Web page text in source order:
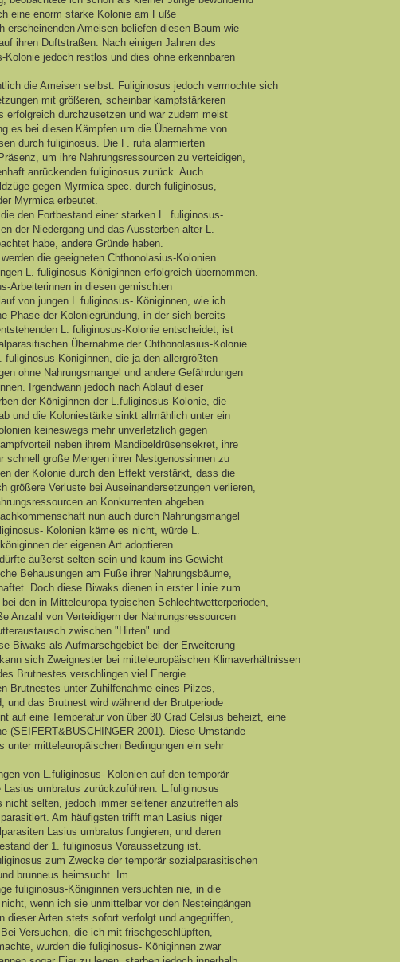
eine enorm starke Kolonie am Fuße
Ameisen beliefen diesen Baum wie
ihren Duftstraßen. Nach einigen Jahren des
jedoch restlos und dies ohne erkennbaren
die Ameisen selbst. Fuliginosus jedoch vermochte sich
mit größeren, scheinbar kampfstärkeren
durchzusetzen und war zudem meist
es bei diesen Kämpfen um die Übernahme von
durch fuliginosus. Die F. rufa alarmierten
um ihre Nahrungsressourcen zu verteidigen,
anrückenden fuliginosus zurück. Auch
gegen Myrmica spec. durch fuliginosus,
Myrmica erbeutet.
den Fortbestand einer starken L. fuliginosus-
der Niedergang und das Aussterben alter L.
habe, andere Gründe haben.
die geeigneten Chthonolasius-Kolonien
L. fuliginosus-Königinnen erfolgreich übernommen.
Arbeiterinnen in diesen gemischten
von jungen L.fuliginosus- Königinnen, wie ich
Phase der Koloniegründung, in der sich bereits
L. fuliginosus-Kolonie entscheidet, ist
Übernahme der Chthonolasius-Kolonie
Königinnen, die ja den allergrößten
ohne Nahrungsmangel und andere Gefährdungen
Irgendwann jedoch nach Ablauf dieser
der Königinnen der L.fuliginosus-Kolonie, die
und die Koloniestärke sinkt allmählich unter ein
keineswegs mehr unverletzlich gegen
neben ihrem Mandibeldrüsensekret, ihre
große Mengen ihrer Nestgenossinnen zu
der Kolonie durch den Effekt verstärkt, dass die
größere Verluste bei Auseinandersetzungen verlieren,
an Konkurrenten abgeben
nun auch durch Nahrungsmangel
Kolonien käme es nicht, würde L.
der eigenen Art adoptieren.
äußerst selten sein und kaum ins Gewicht
Behausungen am Fuße ihrer Nahrungsbäume,
Doch diese Biwaks dienen in erster Linie zum
den in Mitteleuropa typischen Schlechtwetterperioden,
Anzahl von Verteidigern der Nahrungsressourcen
zwischen "Hirten" und
Biwaks als Aufmarschgebiet bei der Erweiterung
sich Zweignester bei mitteleuropäischen Klimaverhältnissen
Brutnestes verschlingen viel Energie.
Brutnestes unter Zuhilfenahme eines Pilzes,
und das Brutnest wird während der Brutperiode
auf eine Temperatur von über 30 Grad Celsius beheizt, eine
(SEIFERT&BUSCHINGER 2001). Diese Umstände
mitteleuropäischen Bedingungen ein sehr
von L.fuliginosus- Kolonien auf den temporär
umbratus zurückzuführen. L.fuliginosus
selten, jedoch immer seltener anzutreffen als
Am häufigsten trifft man Lasius niger
Lasius umbratus fungieren, und deren
der 1. fuliginosus Voraussetzung ist.
zum Zwecke der temporär sozialparasitischen
brunneus heimsucht. Im
fuliginosus-Königinnen versuchten nie, in die
wenn ich sie unmittelbar vor den Nesteingängen
dieser Arten stets sofort verfolgt und angegriffen,
Versuchen, die ich mit frischgeschlüpften,
wurden die fuliginosus- Königinnen zwar